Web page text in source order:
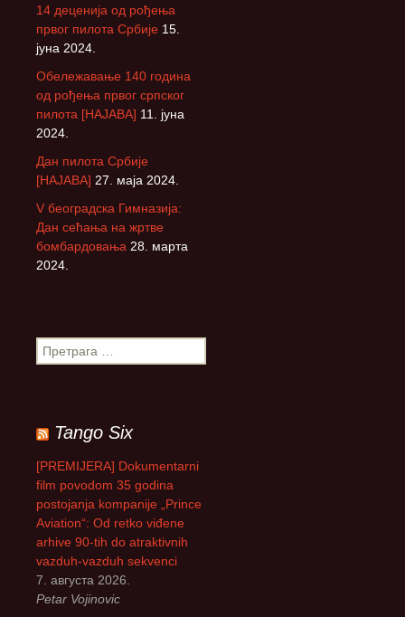
14 деценија од рођења
првог пилота Србије 15.
јуна 2024.
Обележавање 140 година
од рођења првог српског
пилота [НАЈАВА] 11. јуна
2024.
Дан пилота Србије
[НАЈАВА] 27. маја 2024.
V београдска Гимназија:
Дан сећања на жртве
бомбардовања 28. марта
2024.
П
р
а
г
а
а
Tango Six
[PREMIJERA] Dokumentarni
film povodom 35 godina
postojanja kompanije „Prince
Aviation“: Od retko viđene
arhive 90-tih do atraktivnih
vazduh-vazduh sekvenci
7. августа 2026.
Petar Vojinovic